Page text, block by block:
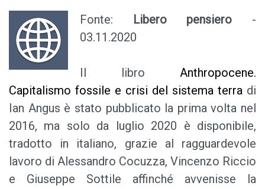
Fonte: Libero pensiero -
03.11.2020
Il libro Anthropocene.
Capitalismo fossile e crisi del sistema terra di
Ian Angus è stato pubblicato la prima volta nel
2016, ma solo da luglio 2020 è disponibile,
tradotto in italiano, grazie al ragguardevole
lavoro di Alessandro Cocuzza, Vincenzo Riccio
e Giuseppe Sottile affinché avvenisse la